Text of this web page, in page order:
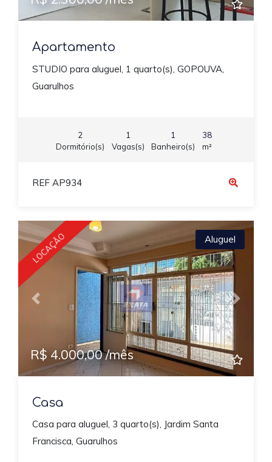
Apartamento
STUDIO para aluguel, 1 quarto(s), GOPOUVA,
Guarulhos
2
Dormitório(s)
1
Vagas(s)
1
Banheiro(s)
38
m²
REF AP934
Previous Next
LOCAÇÃO Aluguel
R$ 4.000,00 /mês
Casa
Casa para aluguel, 3 quarto(s), Jardim Santa
Francisca, Guarulhos